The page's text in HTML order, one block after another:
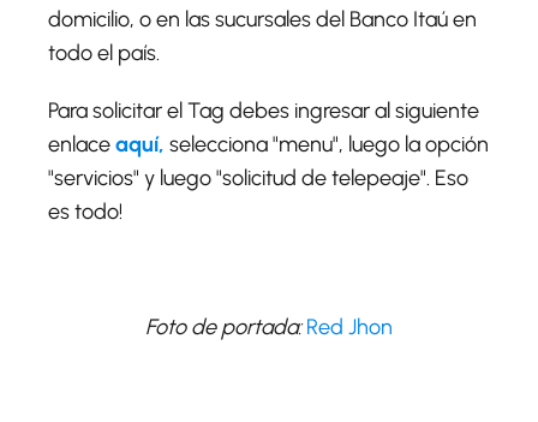
domicilio, o en las sucursales del Banco Itaú en
todo el país.
Para solicitar el Tag debes ingresar al siguiente
enlaceaquí, selecciona "menu", luego la opción
"servicios" y luego "solicitud de telepeaje". Eso
es todo!
Foto de portada:Red Jhon